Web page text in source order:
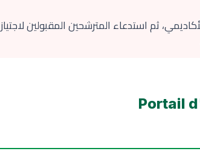
ثم استدعاء المترشحين المقبولين لاجتياز